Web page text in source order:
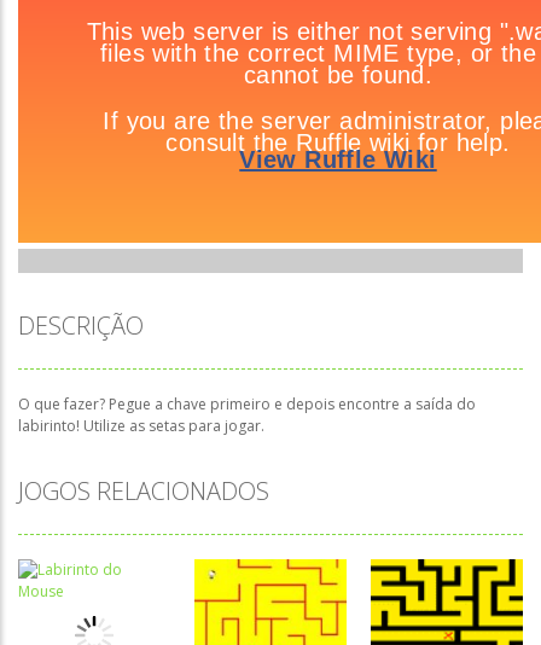
DESCRIÇÃO
O que fazer? Pegue a chave primeiro e depois encontre a saída do
labirinto! Utilize as setas para jogar.
JOGOS RELACIONADOS